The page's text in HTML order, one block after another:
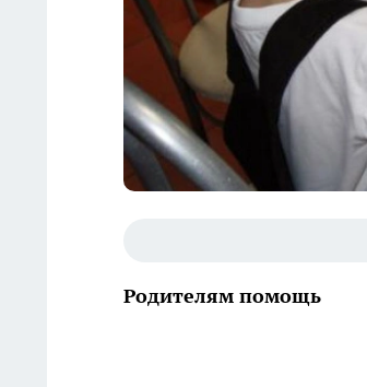
Родителям помощь